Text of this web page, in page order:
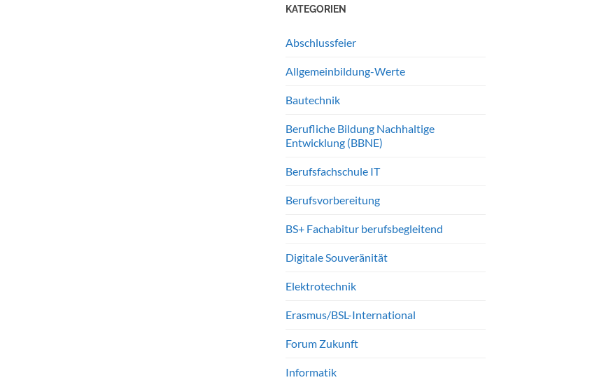
KATEGORIEN
Abschlussfeier
Allgemeinbildung-Werte
Bautechnik
Berufliche Bildung Nachhaltige
Entwicklung (BBNE)
Berufsfachschule IT
Berufsvorbereitung
BS+ Fachabitur berufsbegleitend
Digitale Souveränität
Elektrotechnik
Erasmus/BSL-International
Forum Zukunft
Informatik